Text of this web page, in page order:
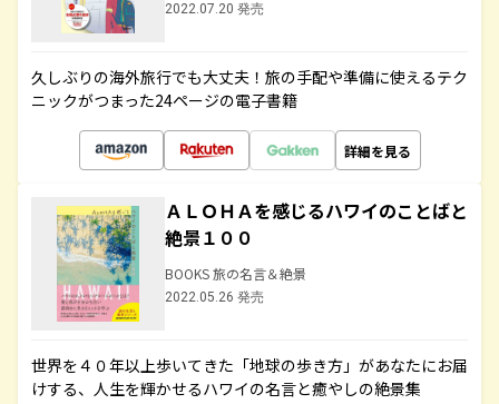
2022.07.20 発売
久しぶりの海外旅行でも大丈夫！旅の手配や準備に使えるテク
ニックがつまった24ページの電子書籍
詳細を見る
ＡＬＯＨＡを感じるハワイのことばと
絶景１００
BOOKS 旅の名言＆絶景
2022.05.26 発売
世界を４０年以上歩いてきた「地球の歩き方」があなたにお届
けする、人生を輝かせるハワイの名言と癒やしの絶景集